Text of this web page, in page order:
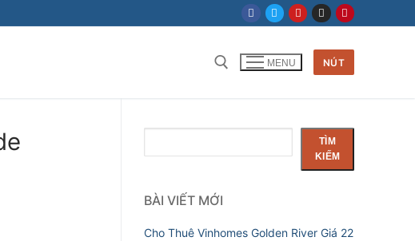
Tìm kiếm cho:
MENU NÚT
kiếm
TÌM
KIẾM
BÀI VIẾT MỚI
Cho Thuê Vinhomes Golden River Giá 22